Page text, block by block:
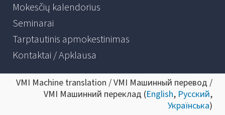
Mokesčių kalendorius
Seminarai
Tarptautinis apmokestinimas
Kontaktai / Apklausa
VMI Machine translation / VMI Машинный перевод /
VMI Машинний переклад (English, Русский,
Українська)